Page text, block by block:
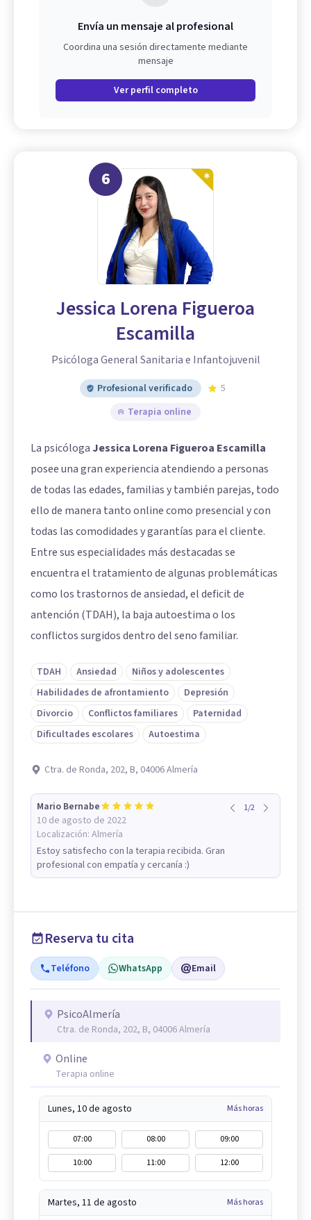
Envía un mensaje al profesional
Coordina una sesión directamente mediante
mensaje
Ver perfil completo
6
Jessica Lorena Figueroa
Escamilla
Psicóloga General Sanitaria e Infantojuvenil
Profesional verificado
5
Terapia online
La psicóloga Jessica Lorena Figueroa Escamilla
posee una gran experiencia atendiendo a personas
de todas las edades, familias y también parejas, todo
ello de manera tanto online como presencial y con
todas las comodidades y garantías para el cliente.
Entre sus especialidades más destacadas se
encuentra el tratamiento de algunas problemáticas
como los trastornos de ansiedad, el deficit de
antención (TDAH), la baja autoestima o los
conflictos surgidos dentro del seno familiar.
TDAH Ansiedad
Niños y adolescentes
Habilidades de afrontamiento
Depresión
Divorcio
Conflictos familiares
Paternidad
Dificultades escolares
Autoestima
Ctra. de Ronda, 202, B, 04006 Almería
Mario Bernabe
10 de agosto de 2022
Localización: Almería
1/2
Estoy satisfecho con la terapia recibida. Gran
profesional con empatía y cercanía :)
Reserva tu cita
Teléfono WhatsApp Email
PsicoAlmería
Ctra. de Ronda, 202, B, 04006 Almería
Online
Terapia online
Lunes, 10 de agosto Más horas
07:00 08:00
09:00
10:00
11:00 12:00
Martes, 11 de agosto Más horas